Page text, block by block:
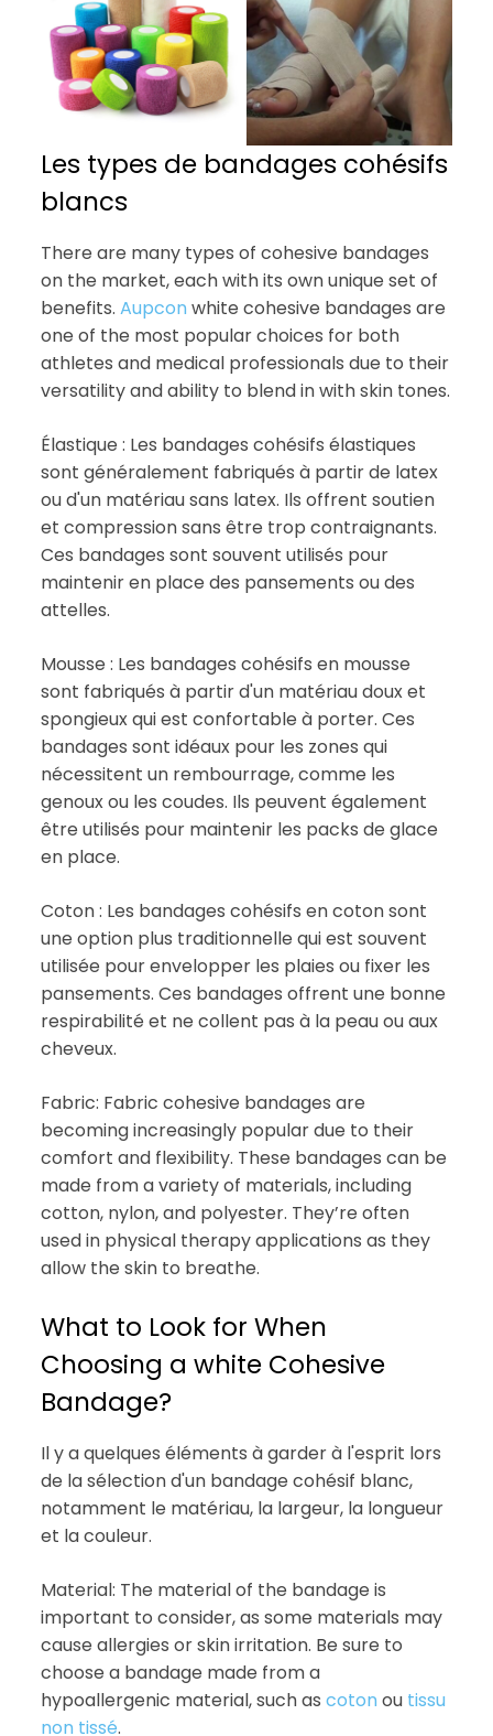
Les types de bandages cohésifs
blancs
There are many types of cohesive bandages
on the market, each with its own unique set of
benefits. Aupcon white cohesive bandages are
one of the most popular choices for both
athletes and medical professionals due to their
versatility and ability to blend in with skin tones.
Élastique : Les bandages cohésifs élastiques
sont généralement fabriqués à partir de latex
ou d'un matériau sans latex. Ils offrent soutien
et compression sans être trop contraignants.
Ces bandages sont souvent utilisés pour
maintenir en place des pansements ou des
attelles.
Mousse : Les bandages cohésifs en mousse
sont fabriqués à partir d'un matériau doux et
spongieux qui est confortable à porter. Ces
bandages sont idéaux pour les zones qui
nécessitent un rembourrage, comme les
genoux ou les coudes. Ils peuvent également
être utilisés pour maintenir les packs de glace
en place.
Coton : Les bandages cohésifs en coton sont
une option plus traditionnelle qui est souvent
utilisée pour envelopper les plaies ou fixer les
pansements. Ces bandages offrent une bonne
respirabilité et ne collent pas à la peau ou aux
cheveux.
Fabric: Fabric cohesive bandages are
becoming increasingly popular due to their
comfort and flexibility. These bandages can be
made from a variety of materials, including
cotton, nylon, and polyester. They’re often
used in physical therapy applications as they
allow the skin to breathe.
What to Look for When
Choosing a white Cohesive
Bandage?
Il y a quelques éléments à garder à l'esprit lors
de la sélection d'un bandage cohésif blanc,
notamment le matériau, la largeur, la longueur
et la couleur.
Material: The material of the bandage is
important to consider, as some materials may
cause allergies or skin irritation. Be sure to
choose a bandage made from a
hypoallergenic material, such as coton ou tissu
non tissé.